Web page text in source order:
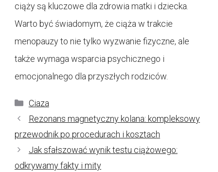
ciąży są kluczowe dla zdrowia matki i dziecka.
Warto być świadomym, że ciąża w trakcie
menopauzy to nie tylko wyzwanie fizyczne, ale
także wymaga wsparcia psychicznego i
emocjonalnego dla przyszłych rodziców.
Kategorie
Ciaza
Rezonans magnetyczny kolana: kompleksowy
przewodnik po procedurach i kosztach
Jak sfałszować wynik testu ciążowego:
odkrywamy fakty i mity